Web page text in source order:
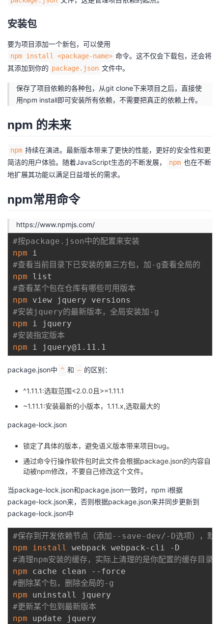
安装包
要为项目添加一个新包，可以使用
npm install <package-name> 命令。这不仅会下载包，还会将
其添加到你的 package.json 文件中。
保存了项目依赖的各种包，从git clone下来项目之后，直接使
用npm install即可安装所有依赖，不需要把真正的依赖上传。
npm 的未来
npm 持续在演进。最新版本带来了更快的性能，更好的安全性和更
简洁的用户体验。随着JavaScript生态的不断发展，
npm 也在不断
地扩展其功能以满足日益增长的需求。
npm常用命令
https://www.npmjs.com/
#按package.json中的配置来安装
npm
#查看当前目录下已安装的第三方包，加-g查看全局的
npm
#查看某个包在仓库有哪些可用版本
npm
#安装jquery的最新版本，全局安装加-g
npm
#安装指定版本
npm
package.json中 ^ 和 ~ 的区别：
^1.11.1:选取范围<2.0.0且>=1.11.1
~1.11.1:安装最新的小版本，1.11.x,选取最大的
package-lock.json
锁定了具体的版本，避免语义版本带来项目bug。
通过命令行操作软件包时此文件会根据package.json的内容自
动被npm修改，不要自己修改这个文件。
当package-lock.json和package.json一致时，npm i根据
package-lock.json来，否则根据package.json来并同步更新到
package-lock.json中
#保存到开发依赖节点（添加--save-dev/-D选项），
npm
install
#清理npm安装的缓存，实际上清理的是你配置的缓存
npm
#删除某个包，删除全局的-g
npm
#更新某个包到最新版本
npm